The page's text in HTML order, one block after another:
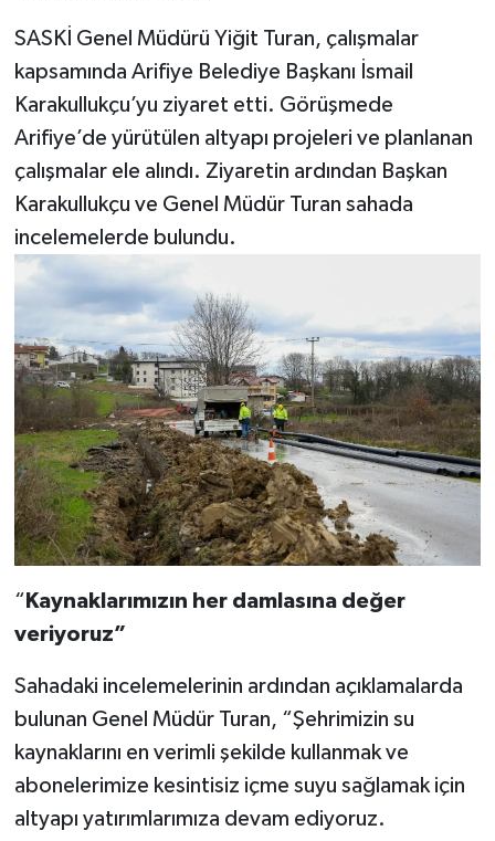
SASKİ Genel Müdürü Yiğit Turan, çalışmalar
kapsamında Arifiye Belediye Başkanı İsmail
Karakullukçu’yu ziyaret etti. Görüşmede
Arifiye’de yürütülen altyapı projeleri ve planlanan
çalışmalar ele alındı. Ziyaretin ardından Başkan
Karakullukçu ve Genel Müdür Turan sahada
incelemelerde bulundu.
“ Kaynaklarımızın her damlasına değer
veriyoruz”
Sahadaki incelemelerinin ardından açıklamalarda
bulunan Genel Müdür Turan, “Şehrimizin su
kaynaklarını en verimli şekilde kullanmak ve
abonelerimize kesintisiz içme suyu sağlamak için
altyapı yatırımlarımıza devam ediyoruz.